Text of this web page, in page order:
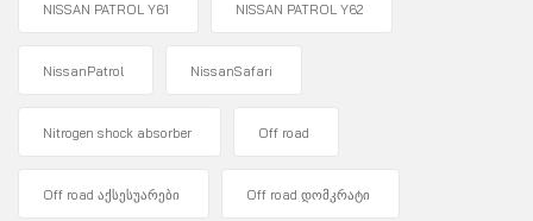
NISSAN PATROL Y61 NISSAN PATROL Y62
NissanPatrol NissanSafari
Nitrogen shock absorber Off road
Off road აქსესუარები Off road დომკრატი